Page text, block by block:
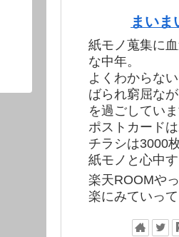
まいま
紙モノ蒐集に
な中年。
よくわからな
ばられ窮屈な
を過ごしていま
ポストカード
チラシは3000
紙モノと心中す
楽天ROOMや
楽にみていって